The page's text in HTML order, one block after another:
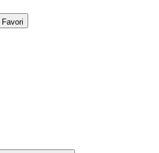
Favori